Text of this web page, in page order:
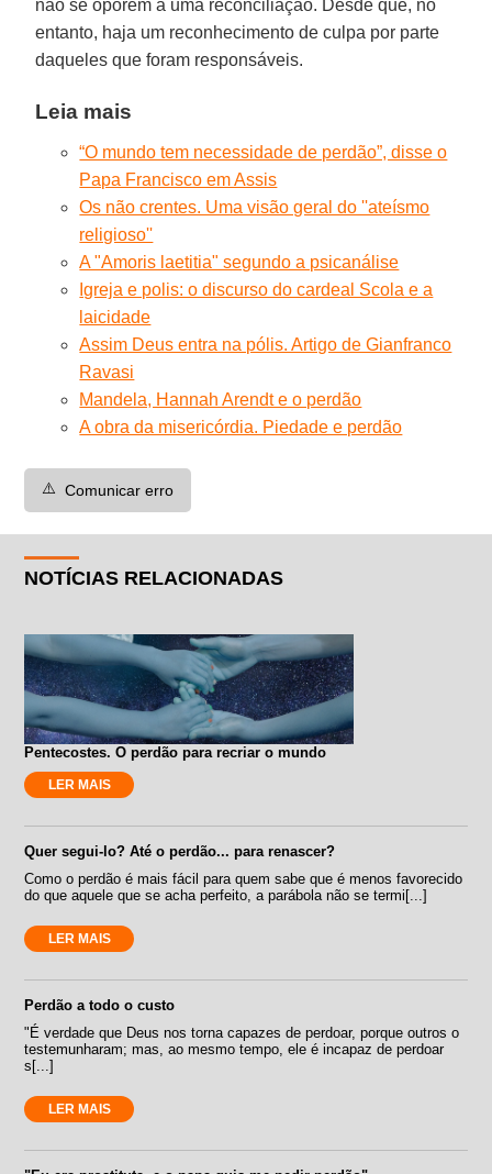
não se oporem a uma reconciliação. Desde que, no
entanto, haja um reconhecimento de culpa por parte
daqueles que foram responsáveis.
Leia mais
“O mundo tem necessidade de perdão”, disse o
Papa Francisco em Assis
Os não crentes. Uma visão geral do ''ateísmo
religioso''
A "Amoris laetitia" segundo a psicanálise
Igreja e polis: o discurso do cardeal Scola e a
laicidade
Assim Deus entra na pólis. Artigo de Gianfranco
Ravasi
Mandela, Hannah Arendt e o perdão
A obra da misericórdia. Piedade e perdão
⚠️ Comunicar erro
NOTÍCIAS RELACIONADAS
Pentecostes. O perdão para recriar o mundo
LER MAIS
Quer segui-lo? Até o perdão... para renascer?
Como o perdão é mais fácil para quem sabe que é menos favorecido
do que aquele que se acha perfeito, a parábola não se termi[...]
LER MAIS
Perdão a todo o custo
"É verdade que Deus nos torna capazes de perdoar, porque outros o
testemunharam; mas, ao mesmo tempo, ele é incapaz de perdoar
s[...]
LER MAIS